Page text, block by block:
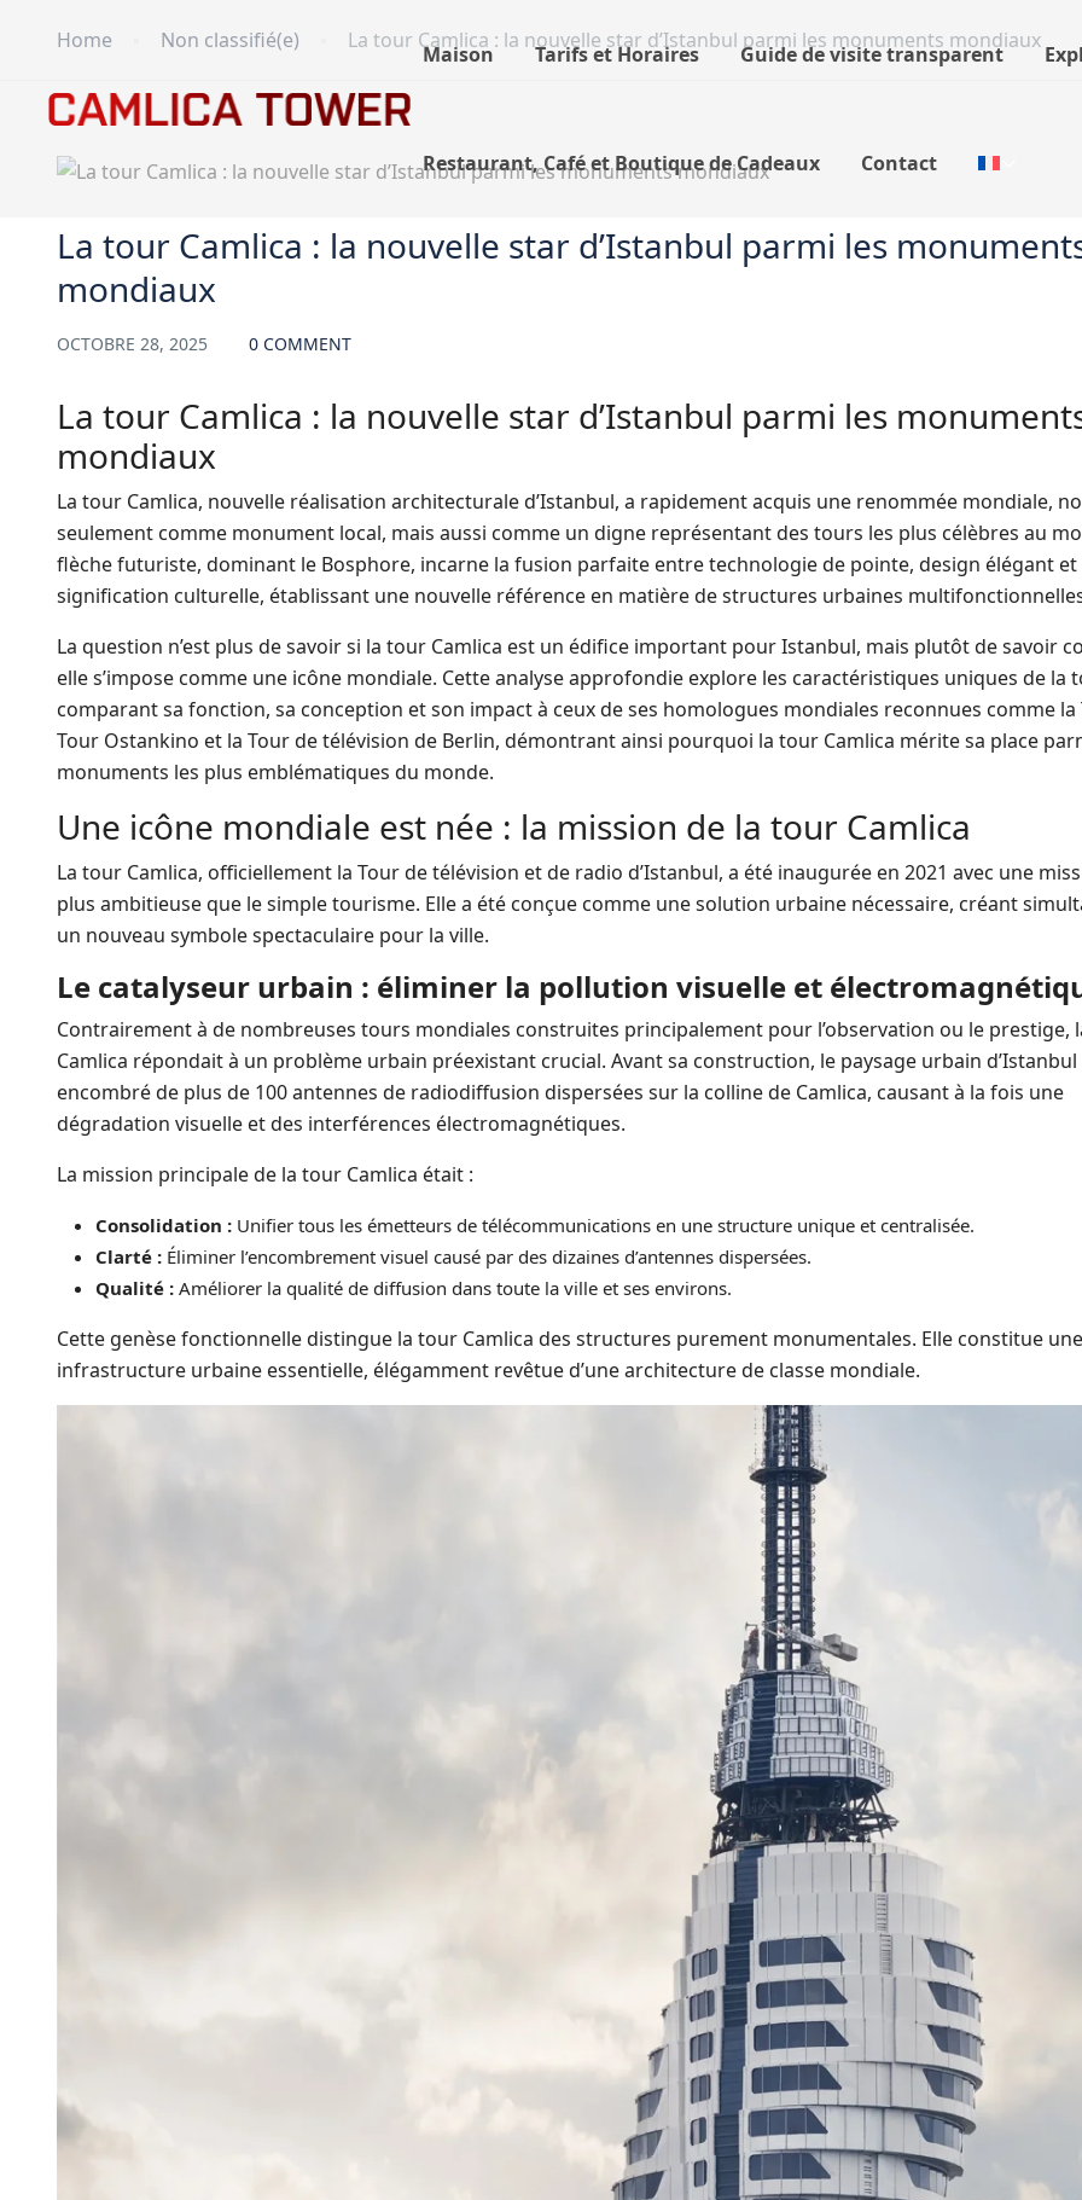
Maison Tarifs et Horaires Guide de visite transparent
Restaurant, Café et Boutique de Cadeaux Contact
Home Non classifié(e) La tour Camlica : la nouvelle star d’Istanbul parmi les monuments mondiaux
La tour Camlica : la nouvelle star d’Istanbul parmi les
mondiaux
OCTOBRE 28, 2025 0 COMMENT
La tour Camlica : la nouvelle star d’Istanbul parmi les
mondiaux
La tour Camlica, nouvelle réalisation architecturale d’Istanbul, a rapidement acquis une renommée mondiale,
seulement comme monument local, mais aussi comme un digne représentant des tours les plus célèbres au
flèche futuriste, dominant le Bosphore, incarne la fusion parfaite entre technologie de pointe, design élégant
signification culturelle, établissant une nouvelle référence en matière de structures urbaines
La question n’est plus de savoir si la tour Camlica est un édifice important pour Istanbul, mais plutôt de savoir
elle s’impose comme une icône mondiale. Cette analyse approfondie explore les caractéristiques uniques de la
comparant sa fonction, sa conception et son impact à ceux de ses homologues mondiales reconnues comme la
Tour Ostankino et la Tour de télévision de Berlin, démontrant ainsi pourquoi la tour Camlica mérite sa place
monuments les plus emblématiques du monde.
Une icône mondiale est née : la mission de la tour Camlica
La tour Camlica, officiellement la Tour de télévision et de radio d’Istanbul, a été inaugurée en 2021 avec une
plus ambitieuse que le simple tourisme. Elle a été conçue comme une solution urbaine nécessaire, créant
un nouveau symbole spectaculaire pour la ville.
Le catalyseur urbain : éliminer la pollution visuelle et
Contrairement à de nombreuses tours mondiales construites principalement pour l’observation ou le prestige,
Camlica répondait à un problème urbain préexistant crucial. Avant sa construction, le paysage urbain
encombré de plus de 100 antennes de radiodiffusion dispersées sur la colline de Camlica, causant à la fois une
dégradation visuelle et des interférences électromagnétiques.
La mission principale de la tour Camlica était :
Consolidation : Unifier tous les émetteurs de télécommunications en une structure unique et centralisée.
Clarté : Éliminer l’encombrement visuel causé par des dizaines d’antennes dispersées.
Qualité : Améliorer la qualité de diffusion dans toute la ville et ses environs.
Cette genèse fonctionnelle distingue la tour Camlica des structures purement monumentales. Elle constitue une
infrastructure urbaine essentielle, élégamment revêtue d’une architecture de classe mondiale.